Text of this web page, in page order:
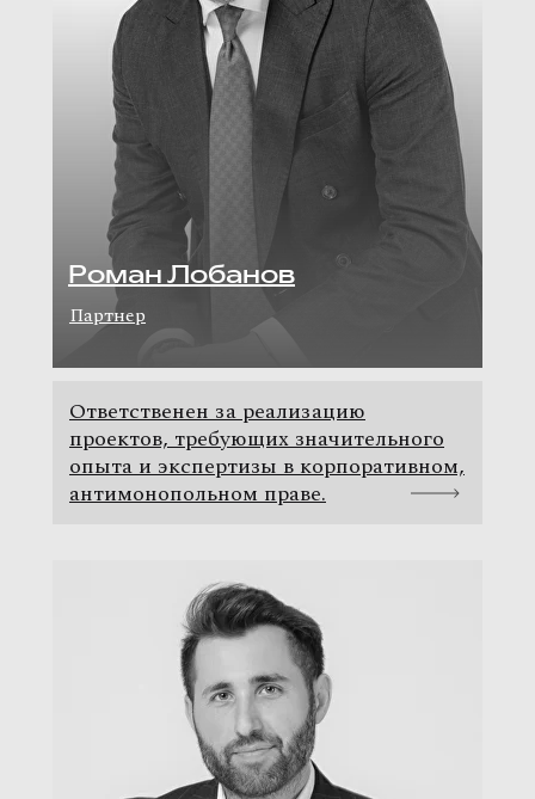
Ответственен за реализацию
проектов, требующих значительного
опыта и экспертизы в корпоративном,
антимонопольном праве.
Роман Лобанов
Партнер